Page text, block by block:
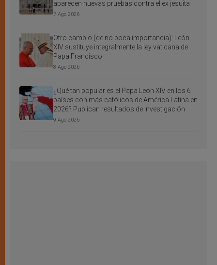
aparecen nuevas pruebas contra el ex jesuita
7 Ago 2026
Otro cambio (de no poca importancia): León
XIV sustituye integralmente la ley vaticana de
Papa Francisco
8 Ago 2026
¿Qué tan popular es el Papa León XIV en los 6
países con más católicos de América Latina en
2026? Publican resultados de investigación
9 Ago 2026